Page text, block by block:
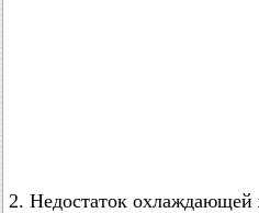
2. Недостаток охлаждающей